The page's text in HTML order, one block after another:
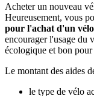
Acheter un nouveau
Heureusement, vous
pour l'achat d'un
encourager l'usage du
écologique et bon pour
Le montant des aides
le type de vélo